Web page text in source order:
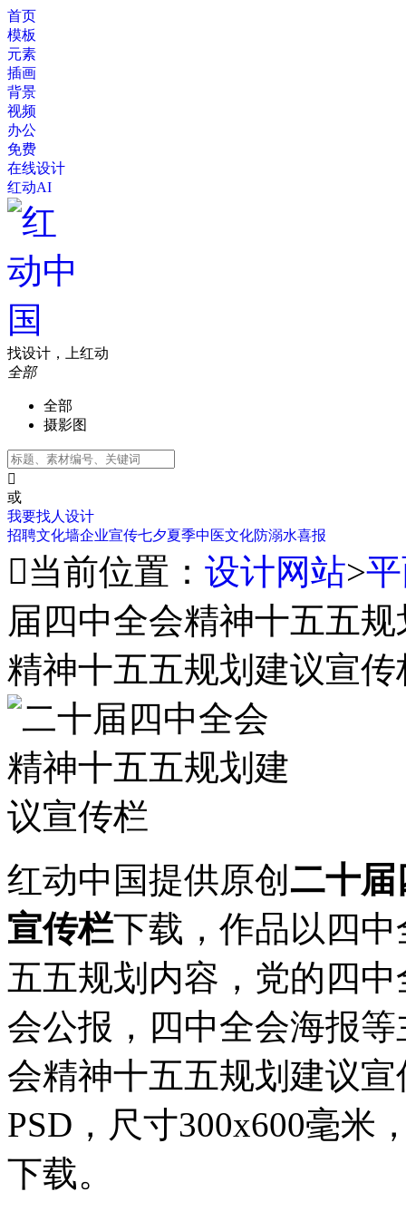
首页
模板
元素
插画
背景
视频
办公
免费
在线设计
红动AI
找设计，上红动
全部
全部
摄影图

或
我要找人设计
招聘文化墙企业宣传七夕夏季中医文化防溺水喜报
当前位置： 设计网站>
届四中全会精神十五五
精神十五五规划建议宣传
红动中国提供原创二十届
宣传栏下载，作品以四
五五规划内容，党的四
会公报，四中全会海报
会精神十五五规划建议
PSD，尺寸300x600毫米
下载。